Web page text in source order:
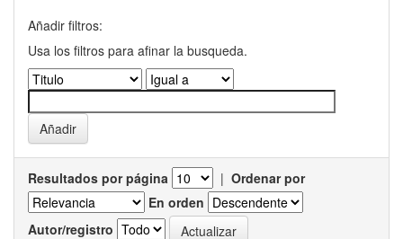
Añadir filtros:
Usa los filtros para afinar la busqueda.
Resultados por página | Ordenar por
En orden
Autor/registro